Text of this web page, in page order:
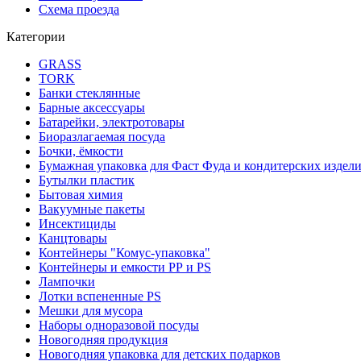
Схема проезда
Категории
GRASS
TORK
Банки стеклянные
Барные аксессуары
Батарейки, электротовары
Биоразлагаемая посуда
Бочки, ёмкости
Бумажная упаковка для Фаст Фуда и кондитерских
Бутылки пластик
Бытовая химия
Вакуумные пакеты
Инсектициды
Канцтовары
Контейнеры "Комус-упаковка"
Контейнеры и емкости РР и PS
Лампочки
Лотки вспененные PS
Мешки для мусора
Наборы одноразовой посуды
Новогодняя продукция
Новогодняя упаковка для детских подарков